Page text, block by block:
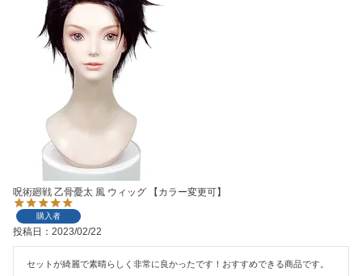
呪術廻戦 乙骨憂太 風 ウィッグ 【カラー変更可】
購入者
投稿日 2023/02/22
セットが綺麗で素晴らしく非常に良かったです！おすすめできる商品です。